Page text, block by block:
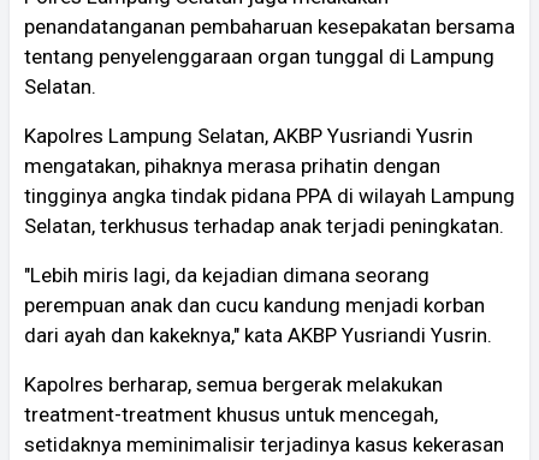
penandatanganan pembaharuan kesepakatan bersama
tentang penyelenggaraan organ tunggal di Lampung
Selatan.
Kapolres Lampung Selatan, AKBP Yusriandi Yusrin
mengatakan, pihaknya merasa prihatin dengan
tingginya angka tindak pidana PPA di wilayah Lampung
Selatan, terkhusus terhadap anak terjadi peningkatan.
"Lebih miris lagi, da kejadian dimana seorang
perempuan anak dan cucu kandung menjadi korban
dari ayah dan kakeknya," kata AKBP Yusriandi Yusrin.
Kapolres berharap, semua bergerak melakukan
treatment-treatment khusus untuk mencegah,
setidaknya meminimalisir terjadinya kasus kekerasan